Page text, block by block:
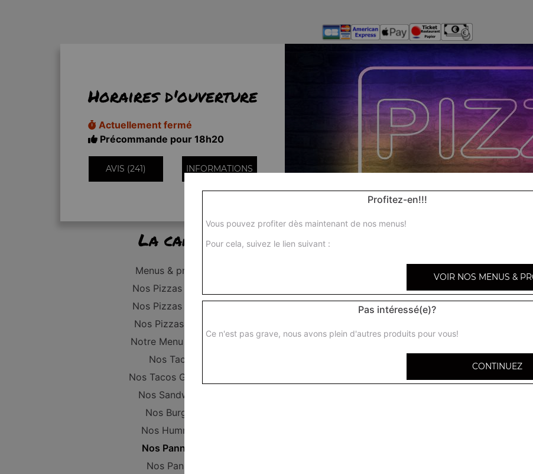
Horaires d'ouverture
Actuellement fermé
Précommande pour 18h20
AVIS (241) INFORMATIONS
La carte
Menus & promos
Nos Pizzas Junior
Nos Pizzas Senior
Nos Pizzas Méga
Notre Menu Enfant
Nos Tacos
Nos Tacos Gratinés
Nos Sandwichs
Nos Burgers
Nos Hummers
Nos Pannizza
Nos Paninis
Profitez-en!!!
Vous pouvez profiter dès maintenant de nos menus!
Pour cela, suivez le lien suivant :
VOIR NOS MENUS &
Pas intéressé(e)?
Ce n'est pas grave, nous avons plein d'autres produits pour vous!
CONTINUEZ